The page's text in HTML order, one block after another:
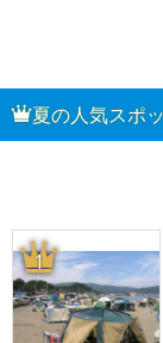
夏の人気スポ
1